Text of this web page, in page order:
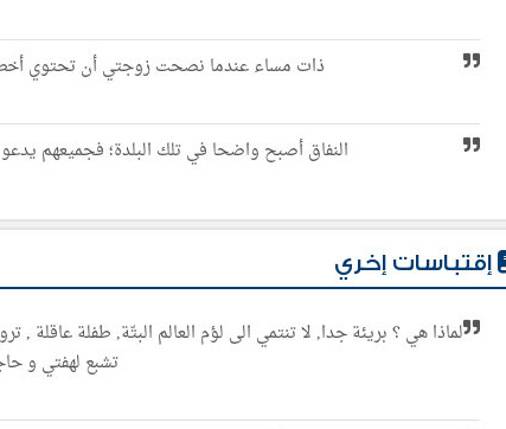
ذات مساء عندما نصحت زوجتي أن تحتوي
النفاق أصبح واضحا في تلك البلدة؛ فجميعهم
إقتباسات إخري
لماذا هي ؟ بريئة جدا, لا تنتمي الى لؤم العالم البتّة, طفلة
تشبع لهفتي و